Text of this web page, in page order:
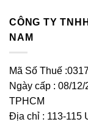
CÔNG TY
NAM
Mã Số Thuế
Ngày cấp : 08/
TPHCM
Địa chỉ : 113-115